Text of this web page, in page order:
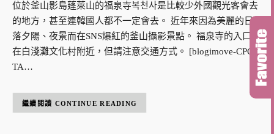
位於釜山影島蓬萊山的福泉寺복천사是比較少外國觀光客會去
的地方，甚至連韓國人都不一定會去。 近年來因為美麗的日
落夕陽、夜景而在SNS爆紅的釜山攝影景點。 福泉寺的入口就
在白淺灘文化村附近，但請注意交通方式。 [blogimove-CPC-
TA…
CONTINUE READING